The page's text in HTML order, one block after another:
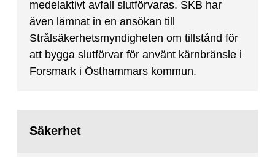
medelaktivt avfall slutförvaras. SKB har
även lämnat in en ansökan till
Strålsäkerhetsmyndigheten om tillstånd för
att bygga slutförvar för använt kärnbränsle i
Forsmark i Östhammars kommun.
Säkerhet